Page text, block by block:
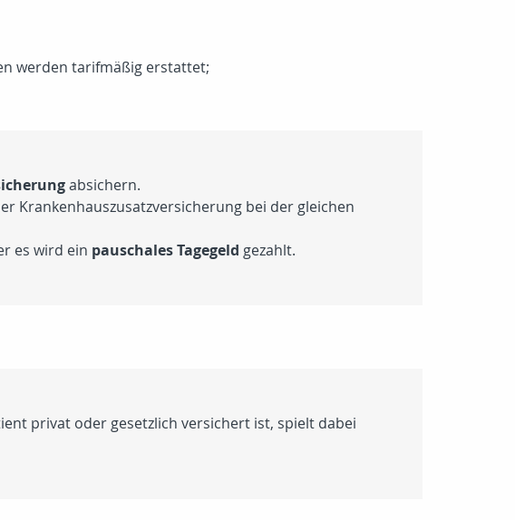
werden tarifmäßig erstattet;
absichern.
Krankenhauszusatzversicherung bei der gleichen
es wird ein pauschales Tagegeld gezahlt.
privat oder gesetzlich versichert ist, spielt dabei